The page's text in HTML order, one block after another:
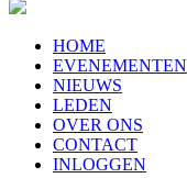
HOME
EVENEMENTEN
NIEUWS
LEDEN
OVER ONS
CONTACT
INLOGGEN